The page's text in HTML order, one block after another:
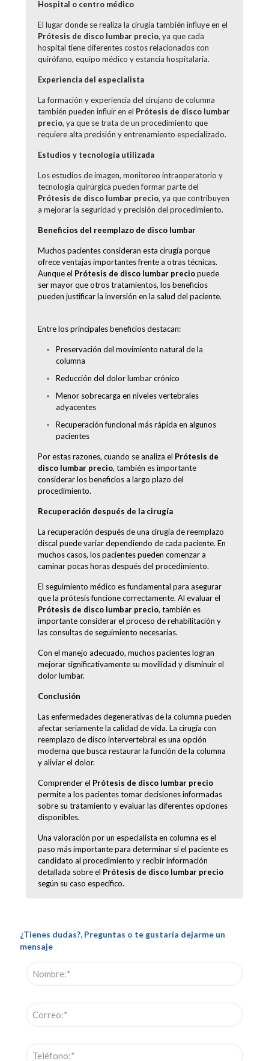
Hospital o centro médico
El lugar donde se realiza la cirugía también influye en el
Prótesis de disco lumbar precio, ya que cada
hospital tiene diferentes costos relacionados con
quirófano, equipo médico y estancia hospitalaria.
Experiencia del especialista
La formación y experiencia del cirujano de columna
también pueden influir en el Prótesis de disco lumbar
precio, ya que se trata de un procedimiento que
requiere alta precisión y entrenamiento especializado.
Estudios y tecnología utilizada
Los estudios de imagen, monitoreo intraoperatorio y
tecnología quirúrgica pueden formar parte del
Prótesis de disco lumbar precio, ya que contribuyen
a mejorar la seguridad y precisión del procedimiento.
Beneficios del reemplazo de disco lumbar
Muchos pacientes consideran esta cirugía porque
ofrece ventajas importantes frente a otras técnicas.
Aunque el Prótesis de disco lumbar preciopuede
ser mayor que otros tratamientos, los beneficios
pueden justificar la inversión en la salud del paciente.
Entre los principales beneficios destacan:
Preservación del movimiento natural de la
columna
Reducción del dolor lumbar crónico
Menor sobrecarga en niveles vertebrales
adyacentes
Recuperación funcional más rápida en algunos
pacientes
Por estas razones, cuando se analiza el Prótesis de
disco lumbar precio, también es importante
considerar los beneficios a largo plazo del
procedimiento.
Recuperación después de la cirugía
La recuperación después de una cirugía de reemplazo
discal puede variar dependiendo de cada paciente. En
muchos casos, los pacientes pueden comenzar a
caminar pocas horas después del procedimiento.
El seguimiento médico es fundamental para asegurar
que la prótesis funcione correctamente. Al evaluar el
Prótesis de disco lumbar precio, también es
importante considerar el proceso de rehabilitación y
las consultas de seguimiento necesarias.
Con el manejo adecuado, muchos pacientes logran
mejorar significativamente su movilidad y disminuir el
dolor lumbar.
Conclusión
Las enfermedades degenerativas de la columna pueden
afectar seriamente la calidad de vida. La cirugía con
reemplazo de disco intervertebral es una opción
moderna que busca restaurar la función de la columna
y aliviar el dolor.
Comprender el Prótesis de disco lumbar precio
permite a los pacientes tomar decisiones informadas
sobre su tratamiento y evaluar las diferentes opciones
disponibles.
Una valoración por un especialista en columna es el
paso más importante para determinar si el paciente es
candidato al procedimiento y recibir información
detallada sobre el Prótesis de disco lumbar precio
según su caso específico.
¿Tienes dudas?, Preguntas o te gustaría dejarme un
mensaje